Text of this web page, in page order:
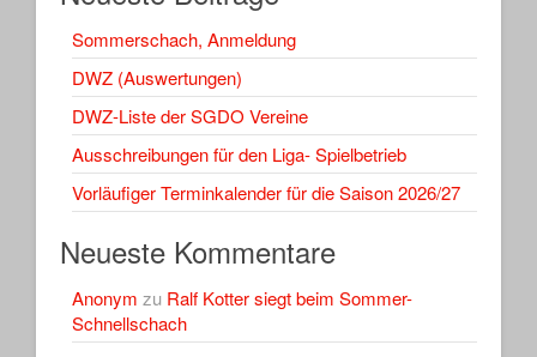
Sommerschach, Anmeldung
DWZ (Auswertungen)
DWZ-Liste der SGDO Vereine
Ausschreibungen für den Liga- Spielbetrieb
Vorläufiger Terminkalender für die Saison 2026/27
Neueste Kommentare
Anonym zu Ralf Kotter siegt beim Sommer-
Schnellschach